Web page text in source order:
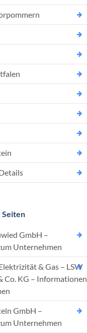
Seiten
GmbH –
Unternehmen
& Gas – LSW
Co. KG – Informationen
GmbH –
Unternehmen